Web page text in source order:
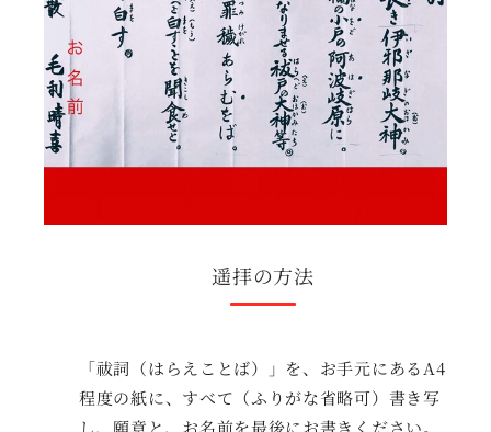
遥拝の方法
「祓詞（はらえことば）」を、お手元にあるA4
程度の紙に、すべて（ふりがな省略可）書き写
し、願意と、お名前を最後にお書きください。